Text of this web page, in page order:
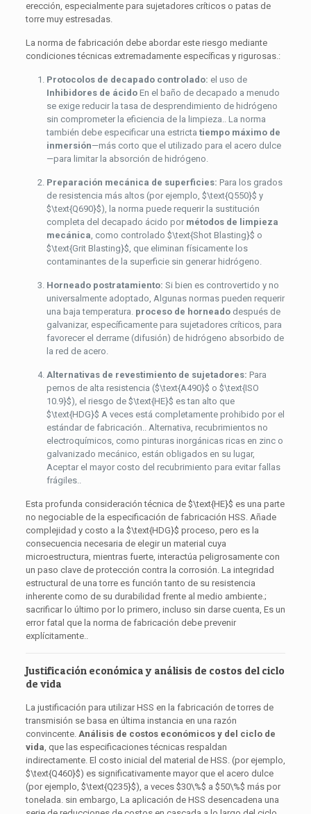
erección, especialmente para sujetadores críticos o patas de
torre muy estresadas.
La norma de fabricación debe abordar este riesgo mediante
condiciones técnicas extremadamente específicas y rigurosas.:
Protocolos de decapado controlado: el uso de
Inhibidores de ácidoEn el baño de decapado a menudo
se exige reducir la tasa de desprendimiento de hidrógeno
sin comprometer la eficiencia de la limpieza.. La norma
también debe especificar una estricta tiempo máximo de
inmersión—más corto que el utilizado para el acero dulce
—para limitar la absorción de hidrógeno.
Preparación mecánica de superficies: Para los grados
de resistencia más altos (por ejemplo, $\text{Q550}$ y
$\text{Q690}$), la norma puede requerir la sustitución
completa del decapado ácido por métodos de limpieza
mecánica, como controlado $\text{Shot Blasting}$ o
$\text{Grit Blasting}$, que eliminan físicamente los
contaminantes de la superficie sin generar hidrógeno.
Horneado postratamiento: Si bien es controvertido y no
universalmente adoptado, Algunas normas pueden requerir
una baja temperatura. proceso de horneadodespués de
galvanizar, específicamente para sujetadores críticos, para
favorecer el derrame (difusión) de hidrógeno absorbido de
la red de acero.
Alternativas de revestimiento de sujetadores: Para
pernos de alta resistencia ($\text{A490}$ o $\text{ISO
10.9}$), el riesgo de $\text{HE}$ es tan alto que
$\text{HDG}$ A veces está completamente prohibido por el
estándar de fabricación.. Alternativa, recubrimientos no
electroquímicos, como pinturas inorgánicas ricas en zinc o
galvanizado mecánico, están obligados en su lugar,
Aceptar el mayor costo del recubrimiento para evitar fallas
frágiles..
Esta profunda consideración técnica de $\text{HE}$ es una parte
no negociable de la especificación de fabricación HSS. Añade
complejidad y costo a la $\text{HDG}$ proceso, pero es la
consecuencia necesaria de elegir un material cuya
microestructura, mientras fuerte, interactúa peligrosamente con
un paso clave de protección contra la corrosión. La integridad
estructural de una torre es función tanto de su resistencia
inherente como de su durabilidad frente al medio ambiente.;
sacrificar lo último por lo primero, incluso sin darse cuenta, Es un
error fatal que la norma de fabricación debe prevenir
explícitamente..
Justificación económica y análisis de costos del ciclo
de vida
La justificación para utilizar HSS en la fabricación de torres de
transmisión se basa en última instancia en una razón
convincente. Análisis de costos económicos y del ciclo de
vida, que las especificaciones técnicas respaldan
indirectamente. El costo inicial del material de HSS. (por ejemplo,
$\text{Q460}$) es significativamente mayor que el acero dulce
(por ejemplo, $\text{Q235}$), a veces $30\%$ a $50\%$ más por
tonelada. sin embargo, La aplicación de HSS desencadena una